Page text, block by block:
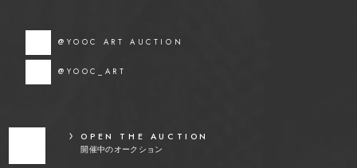
@YOOC ART AUCTION
@YOOC_ART
OPEN THE AUCTION
開催中のオークション